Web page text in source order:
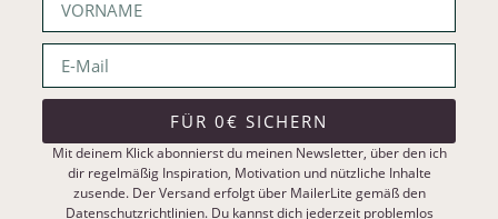
FÜR 0€ SICHERN
Mit deinem Klick abonnierst du meinen Newsletter, über den ich
dir regelmäßig Inspiration, Motivation und nützliche Inhalte
zusende. Der Versand erfolgt über MailerLite gemäß den
Datenschutzrichtlinien. Du kannst dich jederzeit problemlos